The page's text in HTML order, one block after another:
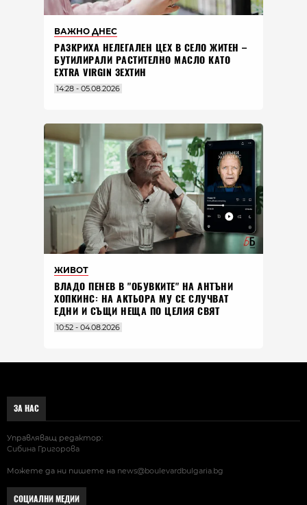
ВАЖНО ДНЕС
РАЗКРИХА НЕЛЕГАЛЕН ЦЕХ В СЕЛО ЖИТЕН –
БУТИЛИРАЛИ РАСТИТЕЛНО МАСЛО КАТО
EXTRA VIRGIN ЗЕХТИН
14:28 - 05.08.2026
ЖИВОТ
ВЛАДO ПЕНЕВ В "ОБУВКИТЕ" НА АНТЪНИ
ХОПКИНС: НА АКТЬОРА МУ СЕ СЛУЧВАТ
ЕДНИ И СЪЩИ НЕЩА ПО ЦЕЛИЯ СВЯТ
10:52 - 04.08.2026
ЗА НАС
Управляващ редактор:
Сибина Григорова
Можете да ни пишете на news@boulevardbulgaria.bg
СОЦИАЛНИ МЕДИИ